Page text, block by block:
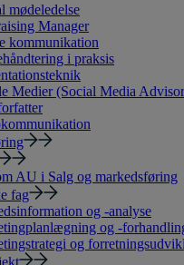
mødeledelse
Manager
kommunikation
i praksis
Medier (Social Media
AU i Salg og markedsføring
fag
og -analyse
og -
og